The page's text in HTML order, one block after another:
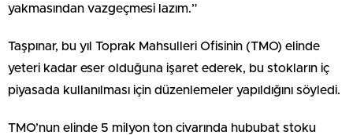
yakmasından vazgeçmesi lazım.”
Taşpınar, bu yıl Toprak Mahsulleri Ofisinin (TMO) elinde
yeteri kadar eser olduğuna işaret ederek, bu stokların iç
piyasada kullanılması için düzenlemeler yapıldığını söyledi.
TMO’nun elinde 5 milyon ton civarında hububat stoku